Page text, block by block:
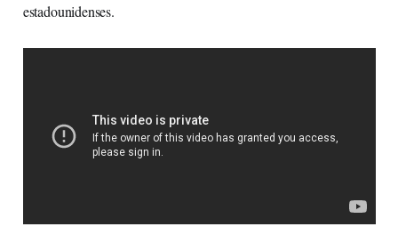
estadounidenses.